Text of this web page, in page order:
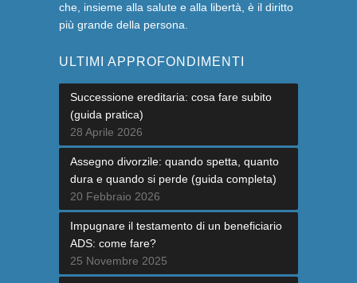
che, insieme alla salute e alla libertà, è il diritto
più grande della persona.
ULTIMI APPROFONDIMENTI
Successione ereditaria: cosa fare subito
(guida pratica)
28 Aprile 2026
Assegno divorzile: quando spetta, quanto
dura e quando si perde (guida completa)
20 Febbraio 2026
Impugnare il testamento di un beneficiario
ADS: come fare?
25 Novembre 2025